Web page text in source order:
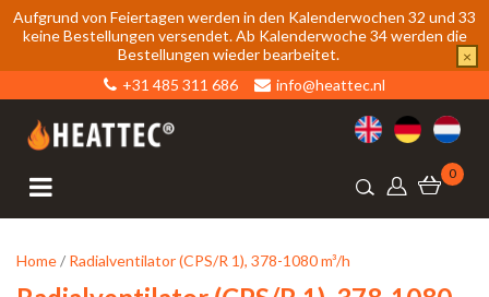
Aufgrund von Feiertagen werden in den Kalenderwochen 32 und 33
keine Bestellungen versendet. Ab Kalenderwoche 34 werden die
Bestellungen wieder bearbeitet.
×
+31 485 311 686
info@heattec.nl
0
Home/ Radialventilator (CPS/R 1), 378-1080 m³/h